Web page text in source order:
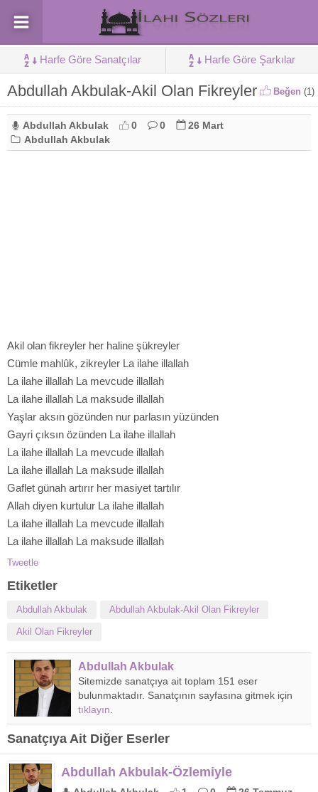
Harfe Göre Sanatçılar Harfe Göre Şarkılar
Abdullah Akbulak-Akil Olan Fikreyler Beğen (1)
Abdullah Akbulak 0 0
26 Mart
Abdullah Akbulak
Akil olan fikreyler her haline şükreyler
Cümle mahlûk, zikreyler La ilahe illallah
La ilahe illallah La mevcude illallah
La ilahe illallah La maksude illallah
Yaşlar aksın gözünden nur parlasın yüzünden
Gayri çıksın özünden La ilahe illallah
La ilahe illallah La mevcude illallah
La ilahe illallah La maksude illallah
Gaflet günah artırır her masiyet tartılır
Allah diyen kurtulur La ilahe illallah
La ilahe illallah La mevcude illallah
La ilahe illallah La maksude illallah
Tweetle
Etiketler
Abdullah Akbulak Abdullah Akbulak-Akil Olan Fikreyler
Akil Olan Fikreyler
Abdullah Akbulak
Sitemizde sanatçıya ait toplam 151 eser
bulunmaktadır. Sanatçının sayfasına gitmek için
tıklayın
Sanatçıya Ait Diğer Eserler
Abdullah Akbulak-Özlemiyle